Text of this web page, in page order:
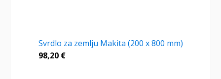
Svrdlo za zemlju Makita (200 x 800 mm)
98,20 €